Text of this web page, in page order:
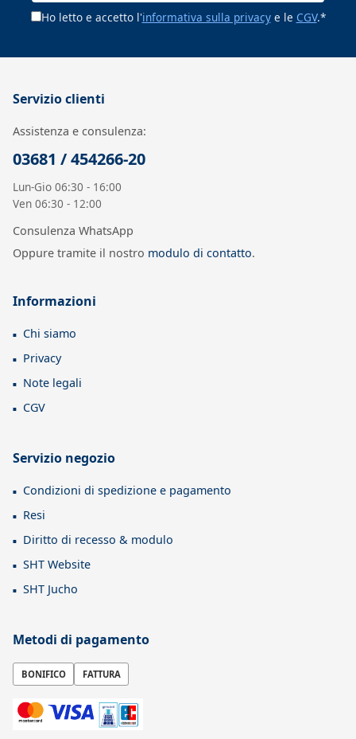
Ho letto e accetto l'informativa sulla privacye le CGV.*
Servizio clienti
Assistenza e consulenza:
03681 / 454266-20
Lun-Gio 06:30 - 16:00
Ven 06:30 - 12:00
Consulenza WhatsApp
Oppure tramite il nostro modulo di contatto.
Informazioni
Chi siamo
Privacy
Note legali
CGV
Servizio negozio
Condizioni di spedizione e pagamento
Resi
Diritto di recesso & modulo
SHT Website
SHT Jucho
Metodi di pagamento
BONIFICO FATTURA